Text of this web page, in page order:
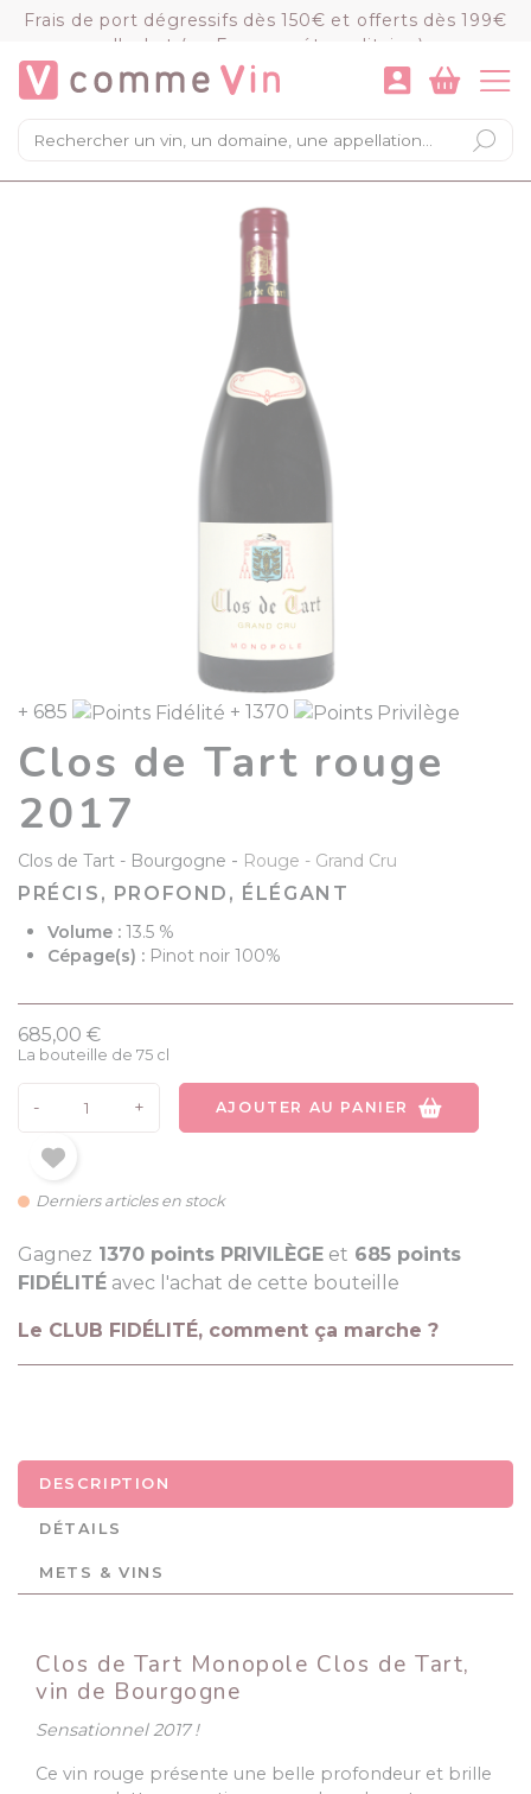
Frais de port dégressifs dès 150€ et offerts dès 199€
d'achat (en France métropolitaine)
×
Mon panier
Chargement du panier...
VOIR LE PANIER COMMANDER
+ 685 + 1370
Clos de Tart rouge
2017
Clos de Tart Bourgogne - Rouge Grand Cru
PRÉCIS, PROFOND, ÉLÉGANT
Volume : 13.5 %
Cépage(s) : Pinot noir 100%
685,00 €
La bouteille de 75 cl
- + AJOUTER AU PANIER
Derniers articles en stock
Gagnez 1370 points PRIVILÈGE et 685 points
FIDÉLITÉ avec l'achat de cette bouteille
Le CLUB FIDÉLITÉ, comment ça marche ?
DESCRIPTION
DÉTAILS
METS & VINS
Clos de Tart Monopole Clos de Tart,
vin de Bourgogne
Sensationnel 2017 !
Ce vin rouge présente une belle profondeur et brille
Panneau de gestion des cookies